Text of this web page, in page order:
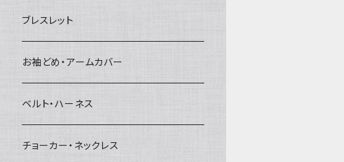
ブレスレット
お袖どめ・アームカバー
ベルト・ハーネス
チョーカー・ネックレス